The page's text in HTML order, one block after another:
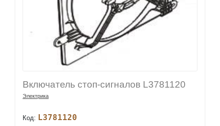
Включатель стоп-сигналов L3781120
Электрика
Код: L3781120